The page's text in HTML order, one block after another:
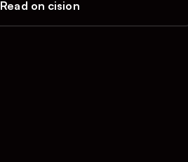
Read on cision